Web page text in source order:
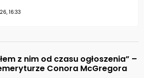
16:33
z nim od czasu ogłoszenia” –
Conora McGregora